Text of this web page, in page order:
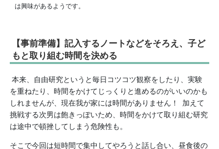
は興味があるようです。
【事前準備】記入するノートなどをそろえ、子ど
もと取り組む時間を決める
本来、自由研究というと毎日コツコツ観察をしたり、実験
を重ねたり、時間をかけてじっくりと進めるのがいいのかも
しれませんが、現在我が家には時間がありません！ 加えて
挑戦する次男は飽きっぽいため、時間をかけて取り組む研究
は途中で頓挫してしまう危険性も。
そこで今回は短時間で集中してやろうと話し合い、昼食後の